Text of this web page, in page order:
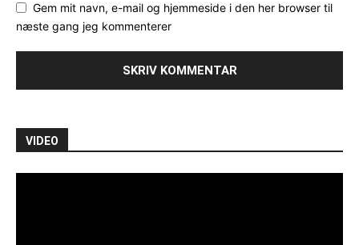
Gem mit navn, e-mail og hjemmeside i den her browser til
næste gang jeg kommenterer
VIDEO